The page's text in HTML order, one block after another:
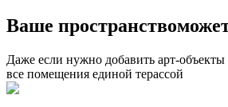
Ваше пространство
Даже если нужно добавить арт-
все помещения единой терассой